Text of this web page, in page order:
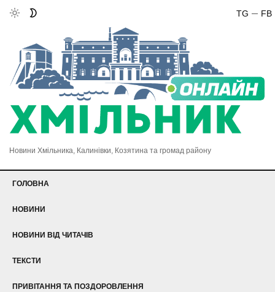
FB
TG
Новини Хмільника, Калинівки, Козятина та громад району
ГОЛОВНА
НОВИНИ
НОВИНИ ВІД ЧИТАЧІВ
ТЕКСТИ
ПРИВІТАННЯ ТА ПОЗДОРОВЛЕННЯ